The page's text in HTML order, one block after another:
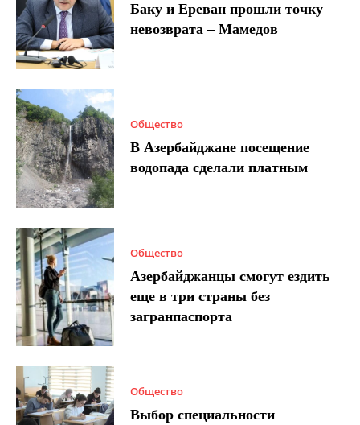
Баку и Ереван прошли точку
невозврата – Мамедов
Общество
В Азербайджане посещение
водопада сделали платным
Общество
Азербайджанцы смогут ездить
еще в три страны без
загранпаспорта
Общество
Выбор специальности